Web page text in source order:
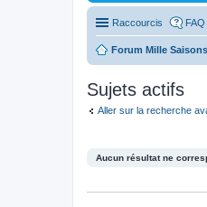
Raccourcis FAQ
Forum Mille Saisons
Sujets actifs
Aller sur la recherche
Aucun résultat ne